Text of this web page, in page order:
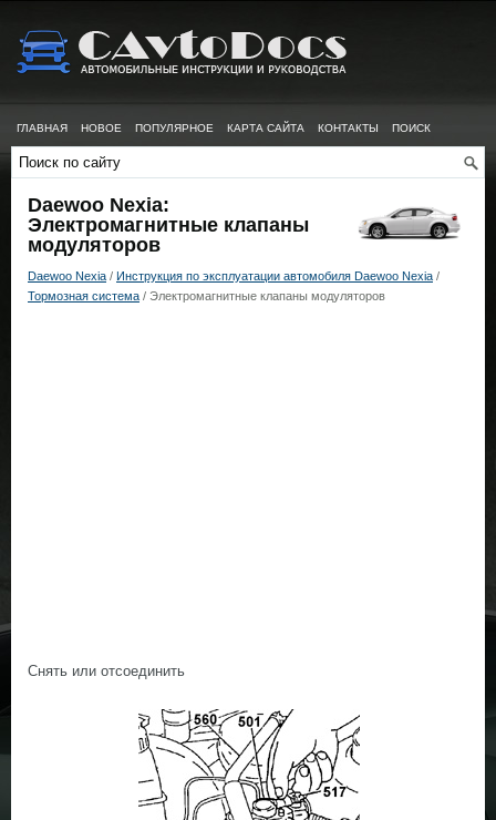
ГЛАВНАЯ НОВОЕ ПОПУЛЯРНОЕ КАРТА САЙТА КОНТАКТЫ ПОИСК
Daewoo Nexia:
Электромагнитные клапаны
модуляторов
Daewoo Nexia / Инструкция по эксплуатации автомобиля Daewoo Nexia /
Тормозная система / Электромагнитные клапаны модуляторов
Снять или отсоединить